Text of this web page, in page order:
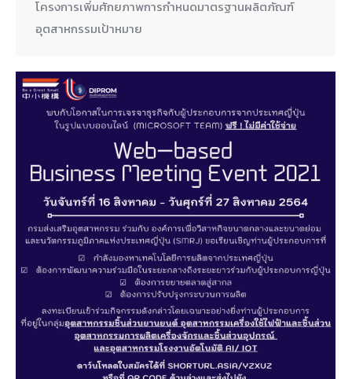
โครงการเพิ่มศักยภาพการกำหนดมาตรฐานผลิตภัณฑ์
อุตสาหกรรมเป้าหมาย